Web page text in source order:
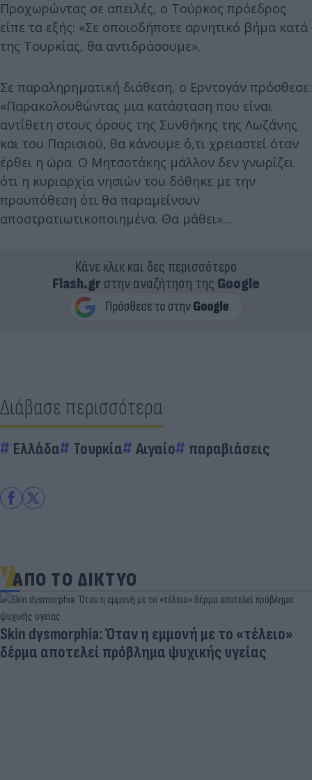
Προχωρώντας σε απειλές, ο Τούρκος πρόεδρος
είπε τα εξής: «Σε οποιοδήποτε αρνητικό βήμα κατά
της Τουρκίας, θα αντιδράσουμε».
Σε παραληρηματική διάθεση, ο Ερντογάν πρόσθεσε:
«Παρακολουθώντας μια κατάσταση που είναι
αντίθετη στους όρους της Συνθήκης της Λωζάνης
και του Παρισιού, θα κάνουμε ό,τι χρειαστεί όταν
έρθει η ώρα. Ο Μητσοτάκης μάλλον δεν γνωρίζει
ότι η κυριαρχία νησιών του δόθηκε με την
προϋπόθεση ότι θα παραμείνουν
αποστρατιωτικοποιημένα. Θα μάθει»...
Κάνε κλικ και δες περισσότερο
Flash.grστην αναζήτηση της Google
Διάβασε περισσότερα
Ελλάδα Τουρκία Αιγαίο παραβιάσεις
ΑΠΟ ΤΟ ΔΙΚΤΥΟ
Skin dysmorphia: Όταν η εμμονή με το «τέλειο»
δέρμα αποτελεί πρόβλημα ψυχικής υγείας